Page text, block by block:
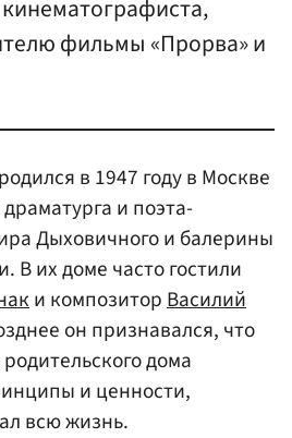
фильмы «Прорва» и
в 1947 году в Москве
и поэта-
Дыховичного и балерины
В их доме часто гостили
и композиторВасилий
он признавался, что
дома
и ценности,
всю жизнь.